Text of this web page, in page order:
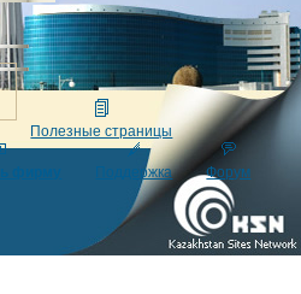
Полезные страницы
фирму Поддержка Форум